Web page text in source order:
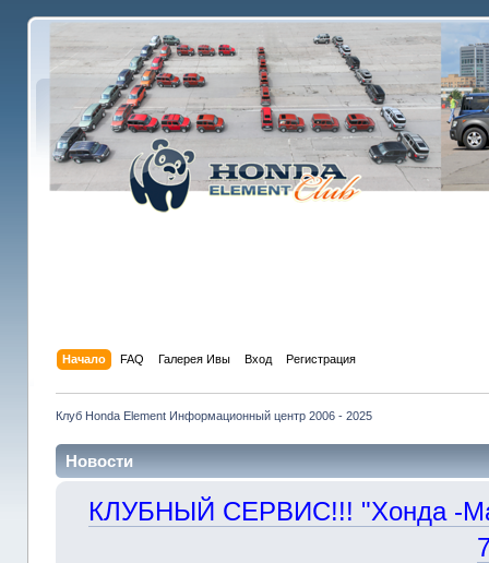
Начало FAQ Галерея Ивы Вход Регистрация
Клуб Honda Element Информационный центр 2006 - 2025
Новости
КЛУБНЫЙ СЕРВИС!!! "Хонда -